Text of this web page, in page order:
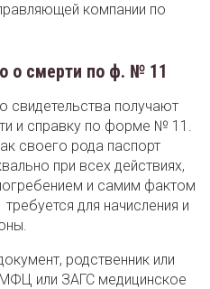
компании по
о смерти по ф. № 11
свидетельства получают
и справку по форме № 11.
своего рода паспорт
при всех действиях,
и самим фактом
для начисления и
родственник или
или ЗАГС медицинское